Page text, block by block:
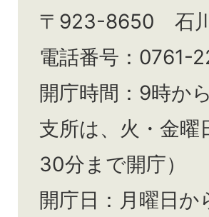
〒923-8650 石川
電話番号：0761-
開庁時間：9時か
支所は、火・金曜
30分まで開庁）
開庁日：月曜日